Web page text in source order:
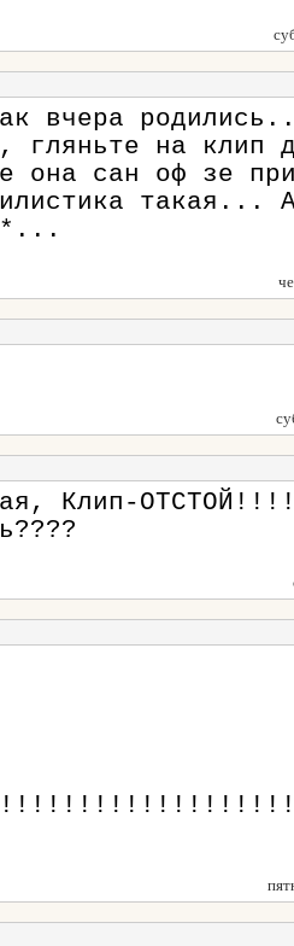
вчера
гляньте на клип
она сан оф зе
такая...
Клип-